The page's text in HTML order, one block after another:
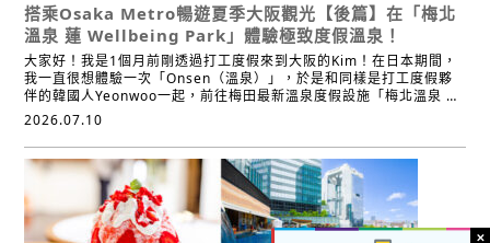
搭乘Osaka Metro暢遊夏季大阪觀光【後篇】在「梅北
溫泉 蓮 Wellbeing Park」體驗極致度假溫泉！
大家好！我是1個月前剛透過打工度假來到大阪的Kim！在日本期間，
我一直很想體驗一次「Onsen（溫泉）」，於是和同樣是打工度假夥
伴的韓國人Yeonwoo一起，前往梅田最新溫泉度假設施「梅北溫泉 …
2026.07.10